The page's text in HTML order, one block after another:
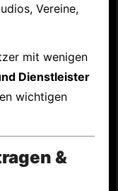
Vereine,
mit wenigen
Dienstleister
wichtigen
&